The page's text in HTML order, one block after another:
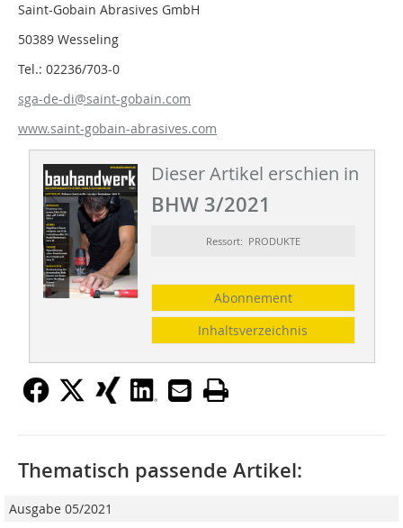
Saint-Gobain Abrasives GmbH
50389 Wesseling
Tel.: 02236/703-0
sga-de-di@saint-gobain.com
www.saint-gobain-abrasives.com
Dieser Artikel erschien in
BHW 3/2021
Ressort: PRODUKTE
Abonnement
Inhaltsverzeichnis
Thematisch passende Artikel:
Ausgabe 05/2021